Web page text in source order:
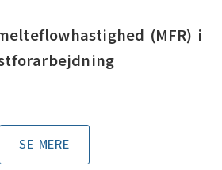
(MFR) i
SE MERE